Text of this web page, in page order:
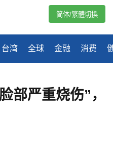
台湾 全球 金融 消费
简体/繁體切換
部严重烧伤”，